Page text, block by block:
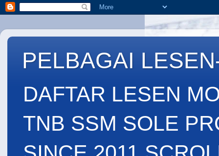
PELBAGAI
DAFTAR LESEN
TNB SSM SOLE